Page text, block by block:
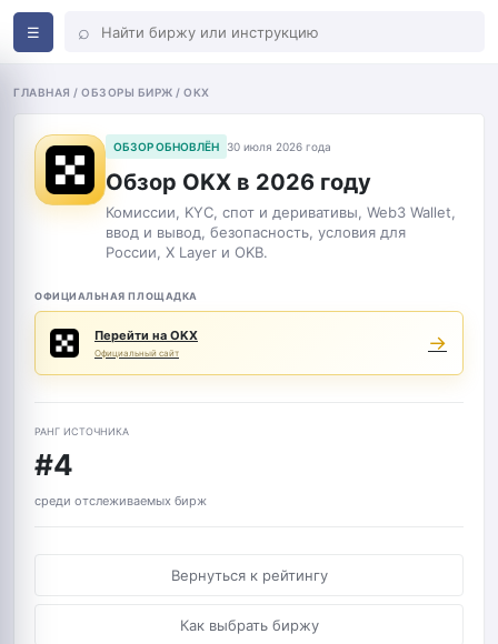
☰ ⌕
ГЛАВНАЯ / ОБЗОРЫ БИРЖ / OKX
ОБЗОР ОБНОВЛЁН 30 июля 2026 года
Обзор OKX в 2026 году
Комиссии, KYC, спот и деривативы, Web3 Wallet,
ввод и вывод, безопасность, условия для
России, X Layer и OKB.
ОФИЦИАЛЬНАЯ ПЛОЩАДКА
Перейти на OKX
Официальный сайт →
РАНГ ИСТОЧНИКА
#4
среди отслеживаемых бирж
Вернуться к рейтингу
Как выбрать биржу